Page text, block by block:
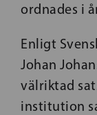
ordnades i
Enligt
Johan
välriktad
institution